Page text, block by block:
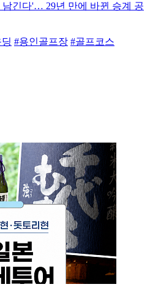
긴다'… 29년 만에 바뀐 승계 공
#용인골프장 #골프코스